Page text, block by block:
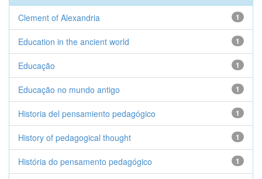
1
Clement of Alexandria
1
Education in the ancient world
1
Educação
1
Educação no mundo antigo
1
Historia del pensamiento pedagógico
1
History of pedagogical thought
1
História do pensamento pedagógico